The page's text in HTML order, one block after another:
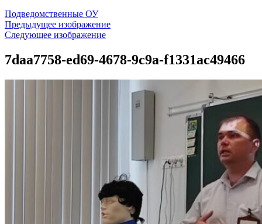
Подведомственные ОУ
Предыдущее изображение
Следующее изображение
7daa7758-ed69-4678-9c9a-f1331ac49466